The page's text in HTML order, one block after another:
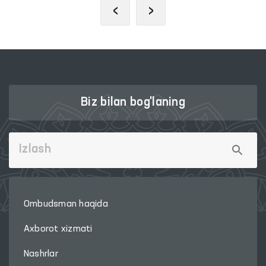
‹ ›
Biz bilan bog'laning
Ombudsman haqida
Axborot xizmati
Nashrlar